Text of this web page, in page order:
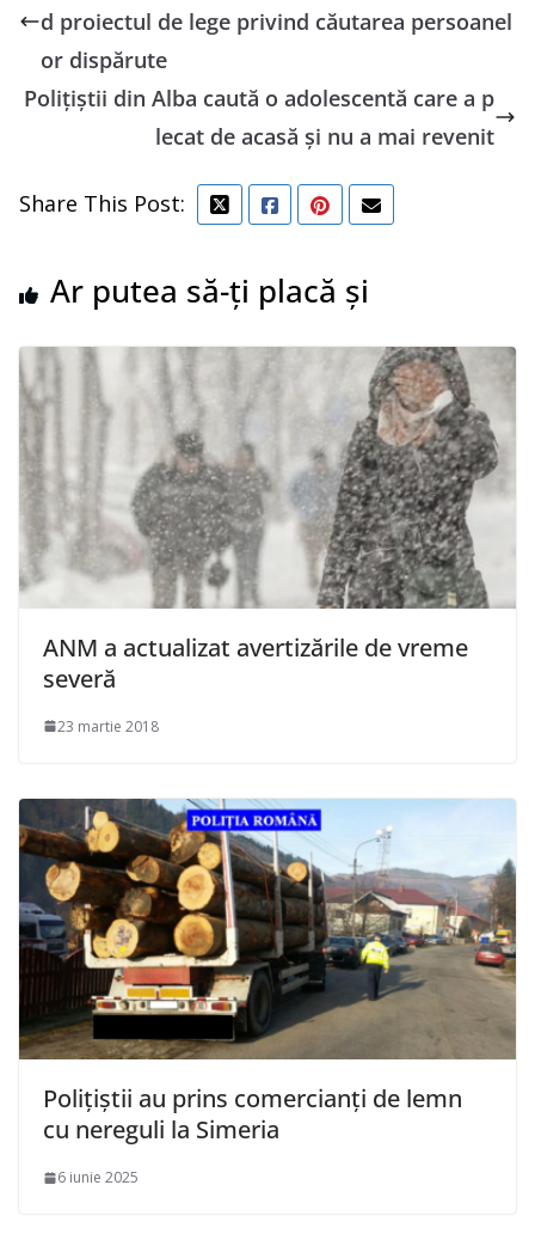
d proiectul de lege privind căutarea persoanel
or dispărute
Poliţiştii din Alba caută o adolescentă care a p
lecat de acasă şi nu a mai revenit
Share This Post:
Ar putea să-ți placă și
ANM a actualizat avertizările de vreme
severă
23 martie 2018
Polițiștii au prins comercianți de lemn
cu nereguli la Simeria
6 iunie 2025